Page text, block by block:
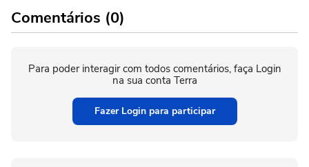
Comentários (0)
Para poder interagir com todos comentários, faça Login
na sua conta Terra
Fazer Login para participar